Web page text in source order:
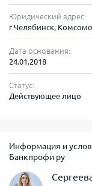
Юридический адрес:
г Челябинск,
Дата основания:
24.01.2018
Статус:
Действующее лицо
Информация и
Банкпрофи ру